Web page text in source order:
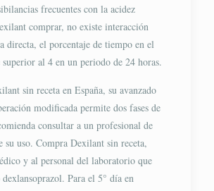
frecuentes con la acidez
comprar, no existe interacción
directa, el porcentaje de tiempo en el
al 4 en un periodo de 24 horas.
sin receta en España, su avanzado
modificada permite dos fases de
consultar a un profesional de
su uso. Compra Dexilant sin receta,
y al personal del laboratorio que
dexlansoprazol. Para el 5° día en